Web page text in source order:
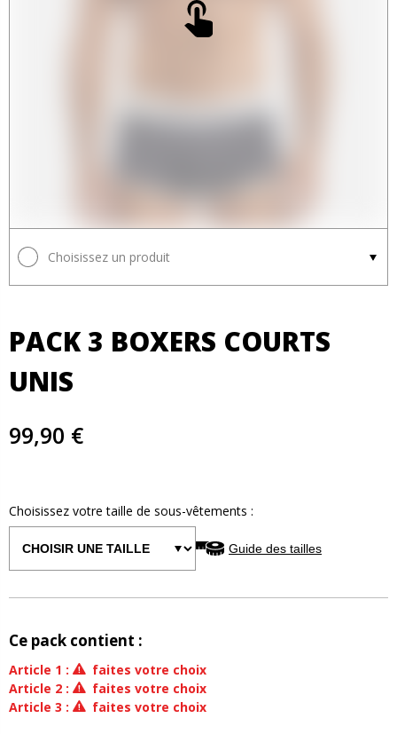
Choisissez un produit
PACK 3 BOXERS COURTS
UNIS
99,90 €
Choisissez votre taille de sous-vêtements :
Guide des tailles
Ce pack contient :
Article 1 :
faites votre choix
Article 2 :
faites votre choix
Article 3 : faites votre choix